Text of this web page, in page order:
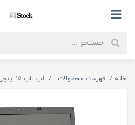
خانه فهرست محصولات لپ تاپ 15 اینچی دل i3 Latitude E6510 Dell